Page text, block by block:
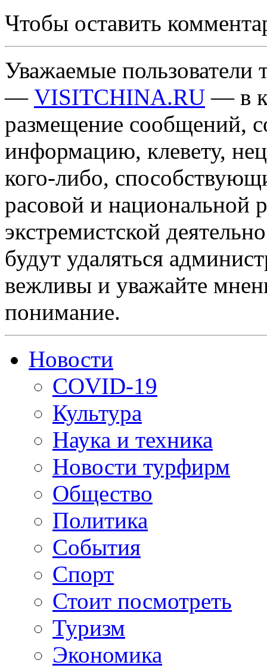
Чтобы оставить
Уважаемые пользователи
— VISITCHINA.RU — в
размещение сообщений,
информацию, клевету,
кого-либо,
расовой и национальной
экстремистской
будут удаляться
вежливы и уважайте
понимание.
Новости
COVID-19
Культура
Наука и техника
Новости турфирм
Общество
Политика
События
Спорт
Стоит посмотреть
Туризм
Экономика